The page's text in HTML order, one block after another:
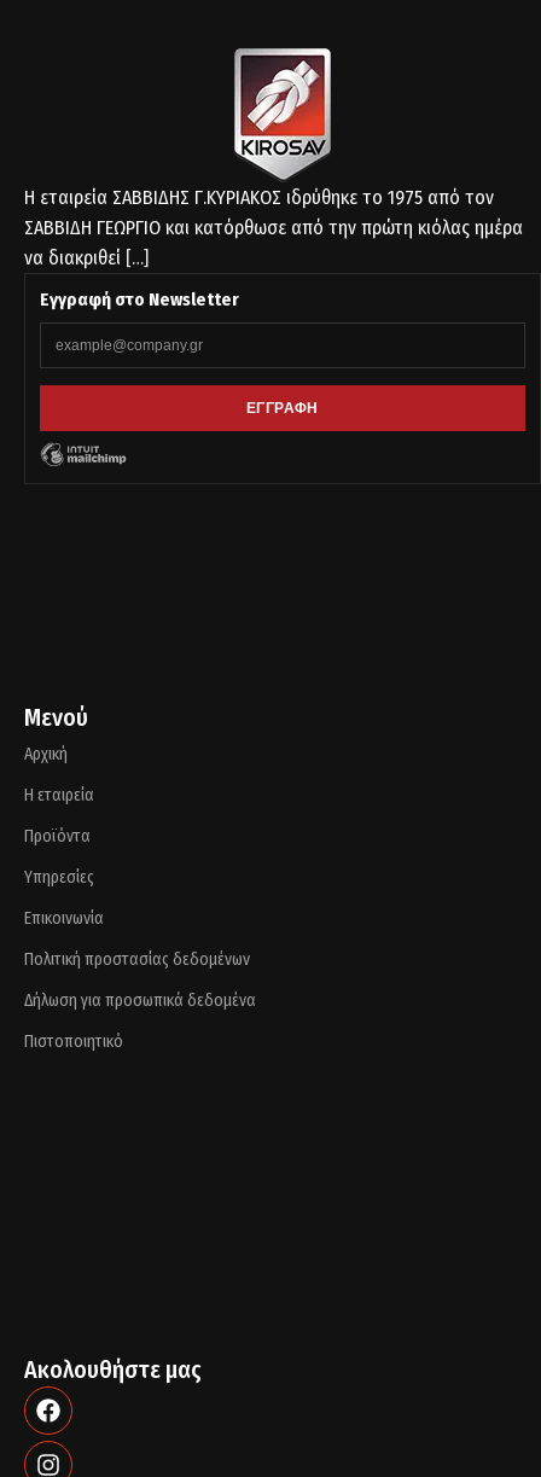
Η εταιρεία ΣΑΒΒΙΔΗΣ Γ.ΚΥΡΙΑΚΟΣ ιδρύθηκε το 1975 από τον
ΣΑΒΒΙΔΗ ΓΕΩΡΓΙΟ και κατόρθωσε από την πρώτη κιόλας ημέρα
να διακριθεί […]
Εγγραφή στο Newsletter
Μενού
Αρχική
Η εταιρεία
Προϊόντα
Υπηρεσίες
Επικοινωνία
Πολιτική προστασίας δεδομένων
Δήλωση για προσωπικά δεδομένα
Πιστοποιητικό
Ακολουθήστε μας